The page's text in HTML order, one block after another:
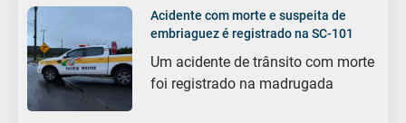
Acidente com morte e suspeita de
embriaguez é registrado na SC-101
Um acidente de trânsito com morte
foi registrado na madrugada